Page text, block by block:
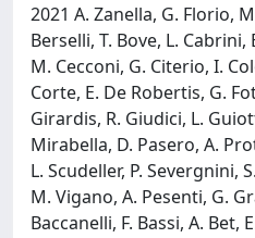
2021 A. Zanella, G. Florio,
Berselli, T. Bove, L. Cabrini,
M. Cecconi, G. Citerio, I.
Corte, E. De Robertis, G.
Girardis, R. Giudici, L.
Mirabella, D. Pasero, A.
L. Scudeller, P. Severgnini,
M. Vigano, A. Pesenti, G.
Baccanelli, F. Bassi, A. Bet,